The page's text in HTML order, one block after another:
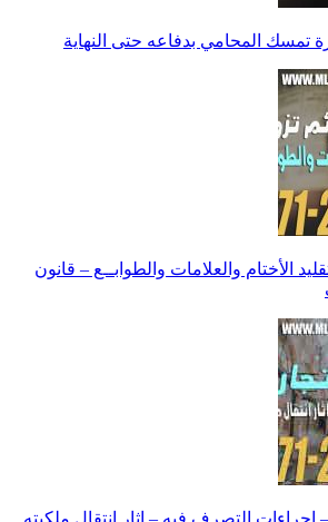
تمسك المحامي بدفاعه حتى النهاية
الأختام والعلامات والطوابــع – قانون
اجراءات التصرف فيه – اثار انتقال ملكيته